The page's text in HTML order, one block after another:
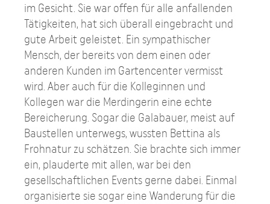
im Gesicht. Sie war offen für alle anfallenden
Tätigkeiten, hat sich überall eingebracht und
gute Arbeit geleistet. Ein sympathischer
Mensch, der bereits von dem einen oder
anderen Kunden im Gartencenter vermisst
wird. Aber auch für die Kolleginnen und
Kollegen war die Merdingerin eine echte
Bereicherung. Sogar die Galabauer, meist auf
Baustellen unterwegs, wussten Bettina als
Frohnatur zu schätzen. Sie brachte sich immer
ein, plauderte mit allen, war bei den
gesellschaftlichen Events gerne dabei. Einmal
organisierte sie sogar eine Wanderung für die